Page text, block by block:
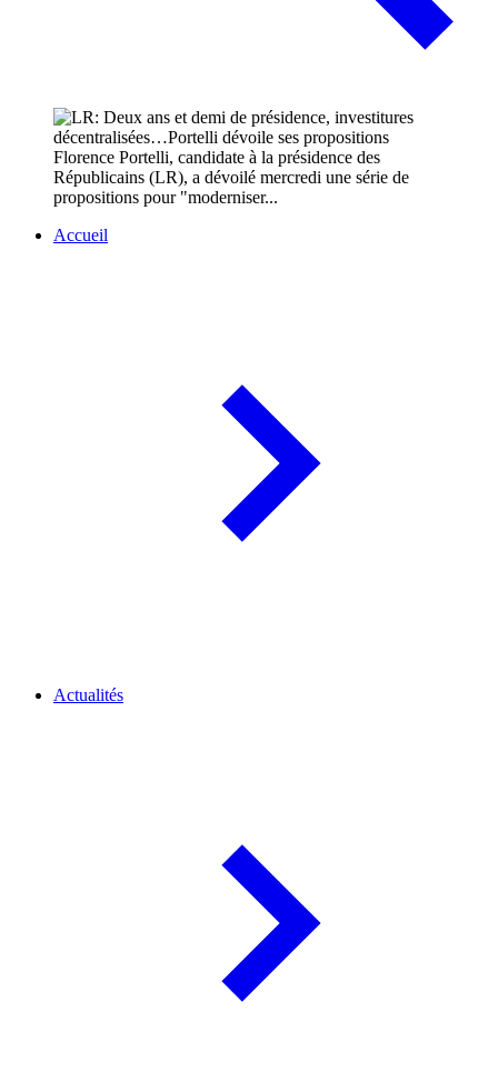
Florence Portelli, candidate à la présidence des
Républicains (LR), a dévoilé mercredi une série de
propositions pour "moderniser...
Accueil
Actualités